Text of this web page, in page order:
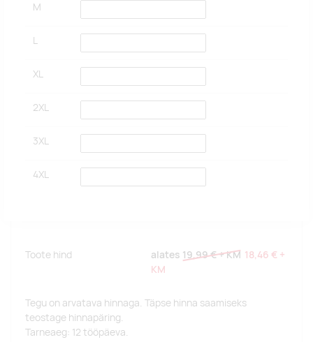
M
L
XL
2XL
3XL
4XL
Toote hind alates 19,99 €+ KM 18,46 € +
KM
Tegu on arvatava hinnaga. Täpse hinna saamiseks
teostage hinnapäring.
Tarneaeg: 12 tööpäeva.